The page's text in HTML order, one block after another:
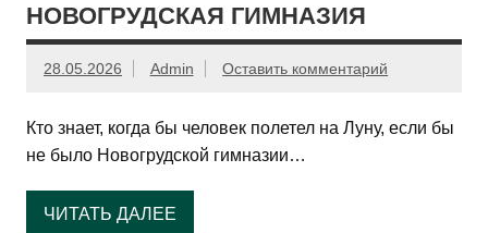
НОВОГРУДСКАЯ ГИМНАЗИЯ
28.05.2026 Admin Оставить комментарий
Кто знает, когда бы человек полетел на Луну, если бы
не было Новогрудской гимназии…
ЧИТАТЬ ДАЛЕЕ